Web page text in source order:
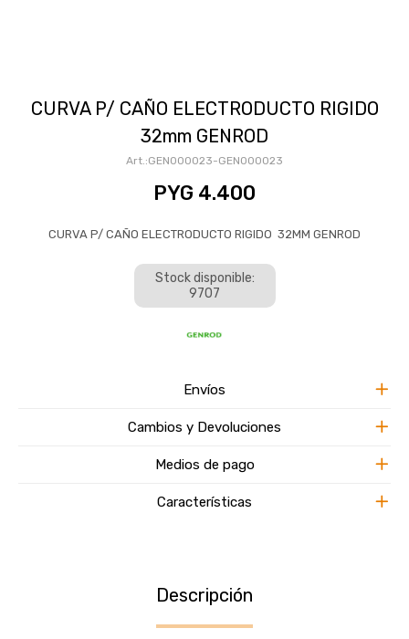
CURVA P/ CAÑO ELECTRODUCTO RIGIDO
32mm GENROD
GEN000023-GEN000023
PYG 4.400
CURVA P/ CAÑO ELECTRODUCTO RIGIDO 32MM GENROD
Stock disponible:
9707
Envíos
Cambios y Devoluciones
Medios de pago
Características
Descripción